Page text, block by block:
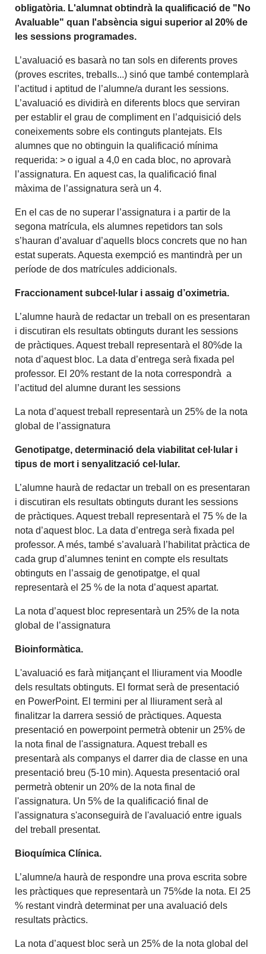
obligatòria. L'alumnat obtindrà la qualificació de "No
Avaluable" quan l'absència sigui superior al 20% de
les sessions programades.
L’avaluació es basarà no tan sols en diferents proves
(proves escrites, treballs...) sinó que també contemplarà
l’actitud i aptitud de l’alumne/a durant les sessions.
L’avaluació es dividirà en diferents blocs que serviran
per establir el grau de compliment en l’adquisició dels
coneixements sobre els continguts plantejats. Els
alumnes que no obtinguin la qualificació mínima
requerida: > o igual a 4,0 en cada bloc, no aprovarà
l’assignatura. En aquest cas, la qualificació final
màxima de l’assignatura serà un 4.
En el cas de no superar l’assignatura i a partir de la
segona matrícula, els alumnes repetidors tan sols
s’hauran d’avaluar d’aquells blocs concrets que no han
estat superats. Aquesta exempció es mantindrà per un
període de dos matrícules addicionals.
Fraccionament subcel·lular i assaig d’oximetria.
L’alumne haurà de redactar un treball on es presentaran
i discutiran els resultats obtinguts durant les sessions
de pràctiques. Aquest treball representarà el 80%de la
nota d’aquest bloc. La data d’entrega serà fixada pel
professor. El 20% restant de la nota correspondrà a
l’actitud del alumne durant les sessions
La nota d’aquest treball representarà un 25% de la nota
global de l’assignatura
Genotipatge, determinació dela viabilitat cel·lular i
tipus de mort i senyalització cel·lular.
L’alumne haurà de redactar un treball on es presentaran
i discutiran els resultats obtinguts durant les sessions
de pràctiques. Aquest treball representarà el 75 % de la
nota d’aquest bloc. La data d’entrega serà fixada pel
professor. A més, també s’avaluarà l’habilitat pràctica de
cada grup d’alumnes tenint en compte els resultats
obtinguts en l’assaig de genotipatge, el qual
representarà el 25 % de la nota d’aquest apartat.
La nota d’aquest bloc representarà un 25% de la nota
global de l’assignatura
Bioinformàtica.
L'avaluació es farà mitjançant el lliurament via Moodle
dels resultats obtinguts. El format serà de presentació
en PowerPoint. El termini per al lliurament serà al
finalitzar la darrera sessió de pràctiques. Aquesta
presentació en powerpoint permetrà obtenir un 25% de
la nota final de l'assignatura. Aquest treball es
presentarà als companys el darrer dia de classe en una
presentació breu (5-10 min). Aquesta presentació oral
permetrà obtenir un 20% de la nota final de
l'assignatura. Un 5% de la qualificació final de
l'assignatura s'aconseguirà de l'avaluació entre iguals
del treball presentat.
Bioquímica Clínica.
L’alumne/a haurà de respondre una prova escrita sobre
les pràctiques que representarà un 75%de la nota. El 25
% restant vindrà determinat per una avaluació dels
resultats pràctics.
La nota d’aquest bloc serà un 25% de la nota global del